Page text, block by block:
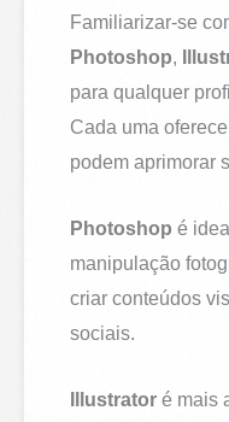
Familiarizar-se
Photoshop,
para qualquer
Cada uma
podem aprimorar
Photoshop é
manipulação
criar conteúdos
sociais.
Illustrator é mais